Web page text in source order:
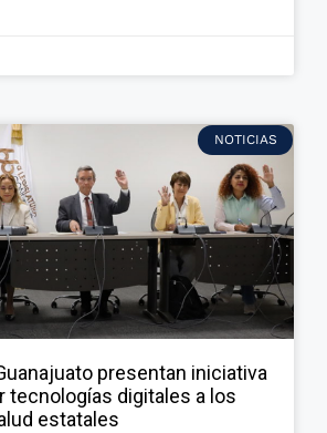
NOTICIAS
presentan iniciativa
tecnologías digitales a los
estatales